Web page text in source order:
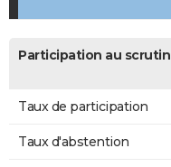
Participation au scrutin
Taux de participation
Taux d'abstention